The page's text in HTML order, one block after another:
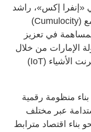
«إنفرا إكس»، راشد
الأحمدي: «تعكس مذكرة التفاهم مع (Cumulocity)
في تعزيز
الإمارات من خلال
تسريع وتيرة الابتكار في مجالي إنترنت الأشياء (IoT)
منظومة رقمية
عبر مختلف
بناء اقتصاد مترابط